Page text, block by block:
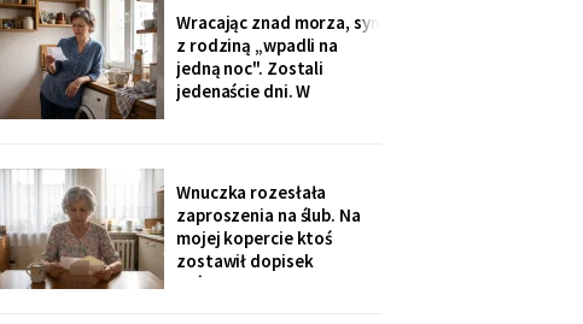
poleconego. Pani
notariusz spytała, czy na
pewno. Jestem pewna od
Wigilii, odkąd jem
świąteczną kolację w
Wracając znad morza, syn
z rodziną „wpadli na
jedną noc". Zostali
jedenaście dni. W
wrzuciłam nasze rzeczy,
odbierzemy wyprane w
środę. Buziaki".
Wnuczka rozesłała
zaproszenia na ślub. Na
mojej kopercie ktoś
zostawił dopisek
ołówkiem, chyba nie dla